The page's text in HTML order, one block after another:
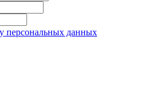
персональных данных